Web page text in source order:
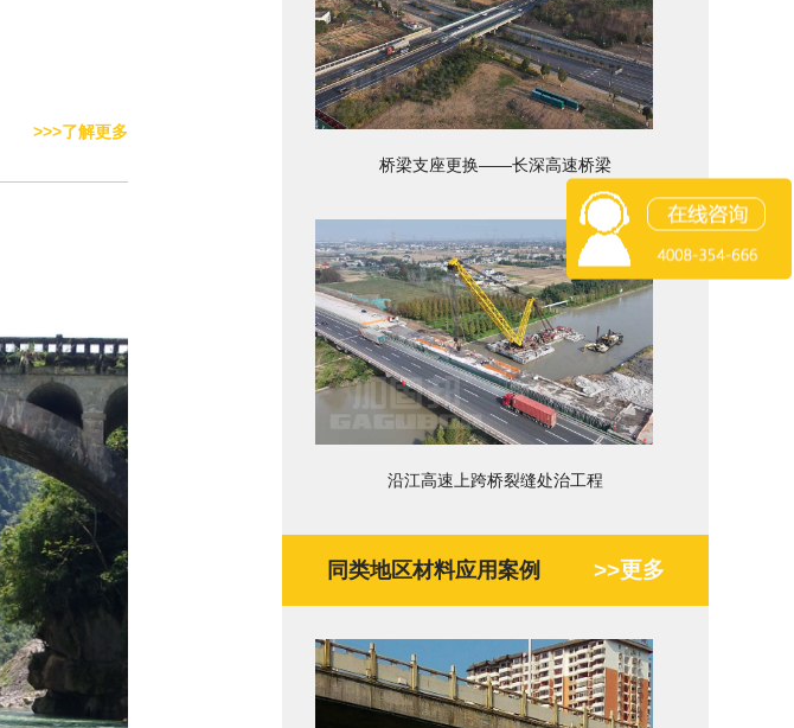
>>>了解更多
桥梁支座更换——长深高速桥梁
沿江高速上跨桥裂缝处治工程
同类地区材料应用案例 >>更多